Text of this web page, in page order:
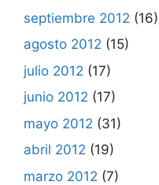
septiembre 2012 (16)
agosto 2012 (15)
julio 2012 (17)
junio 2012 (17)
mayo 2012 (31)
abril 2012 (19)
marzo 2012 (7)